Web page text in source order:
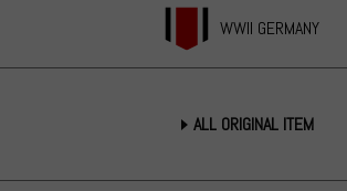
WWII GERMANY
ALL ORIGINAL ITEM